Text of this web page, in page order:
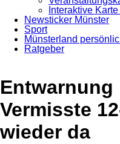
Interaktive
Newsticker Münster
Sport
Münsterland
Ratgeber
Anzeige
Entwarnung
Vermisste
wieder da